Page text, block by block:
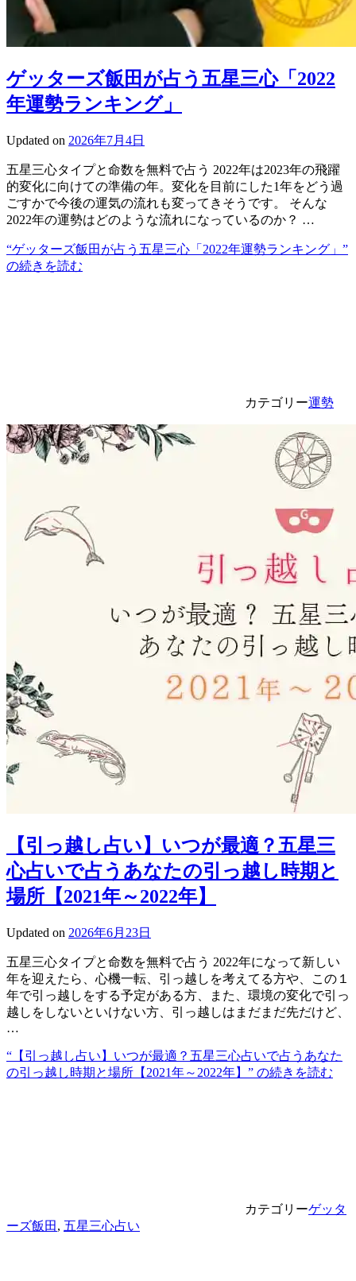
ゲッターズ飯田が占う五星三心「2022
年運勢ランキング」
Updated on 2026年7月4日
五星三心タイプと命数を無料で占う 2022年は2023年の飛躍
的変化に向けての準備の年。変化を目前にした1年をどう過
ごすかで今後の運気の流れも変ってきそうです。 そんな
2022年の運勢はどのような流れになっているのか？ …
“ゲッターズ飯田が占う五星三心「2022年運勢ランキング」”
の続きを読む
カテゴリー運勢
【引っ越し占い】いつが最適？五星三
心占いで占うあなたの引っ越し時期と
場所【2021年～2022年】
Updated on 2026年6月23日
五星三心タイプと命数を無料で占う 2022年になって新しい
年を迎えたら、心機一転、引っ越しを考えてる方や、この１
年で引っ越しをする予定がある方、また、環境の変化で引っ
越しをしないといけない方、引っ越しはまだまだ先だけど、
…
“【引っ越し占い】いつが最適？五星三心占いで占うあなた
の引っ越し時期と場所【2021年～2022年】” の続きを読む
カテゴリーゲッタ
ーズ飯田 , 五星三心占い